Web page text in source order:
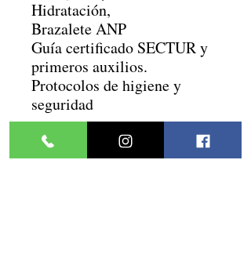
Hidratación,
Brazalete ANP
Guía certificado SECTUR y
primeros auxilios.
Protocolos de higiene y
seguridad